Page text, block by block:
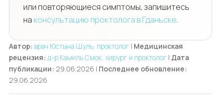
или повторяющиеся симптомы, запишитесь
на консультацию проктолога в Гданьске.
Автор: врач Юстына Шуль, проктолог| Медицинская
рецензия: д-р Камиль Смок, хирург и проктолог| Дата
публикации: 29.06.2026 | Последнее обновление:
29.06.2026